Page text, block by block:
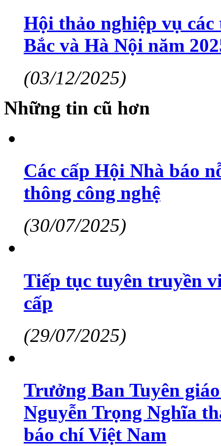
Hội thảo nghiệp vụ
Bắc và Hà Nội năm
(03/12/2025)
Những tin cũ hơn
Các cấp Hội Nhà báo
thông công nghệ
(30/07/2025)
Tiếp tục tuyên truyền
cấp
(29/07/2025)
Trưởng Ban Tuyên
Nguyễn Trọng Nghĩa
báo chí Việt Nam